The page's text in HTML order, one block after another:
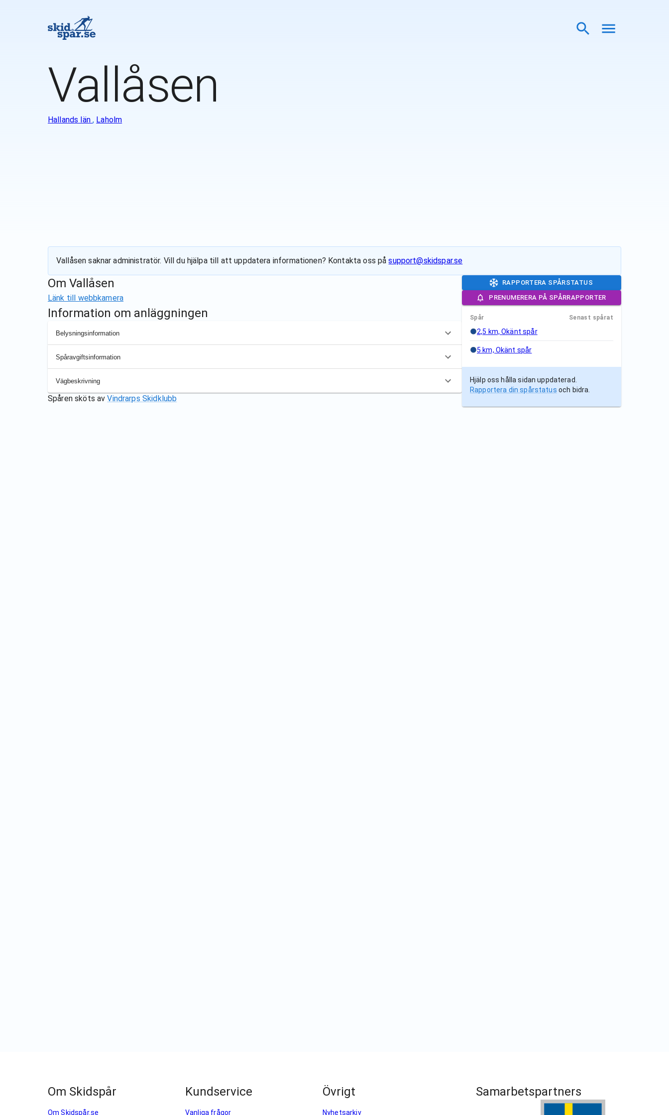
Vallåsen
Hallands län , Laholm
Vallåsen saknar administratör. Vill du hjälpa till att uppdatera informationen? Kontakta oss på support@skidspar.se
Om Vallåsen
Länk till webbkamera
Information om anläggningen
Belysningsinformation
Spåravgiftsinformation
Vägbeskrivning
Spåren sköts av Vindrarps Skidklubb
RAPPORTERA SPÅRSTATUS
PRENUMERERA PÅ SPÅRRAPPORTER
Spår Senast spårat
2,5 km, Okänt spår
5 km, Okänt spår
Hjälp oss hålla sidan uppdaterad.
Rapportera din spårstatus och bidra.
Om Skidspår
Om Skidspår.se
Kundservice
Vanliga frågor
Övrigt
Nyhetsarkiv
Samarbetspartners